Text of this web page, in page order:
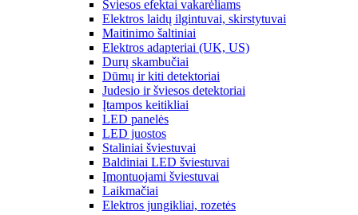
Šviesos efektai vakarėliams
Elektros laidų ilgintuvai, skirstytuvai
Maitinimo šaltiniai
Elektros adapteriai (UK, US)
Durų skambučiai
Dūmų ir kiti detektoriai
Judesio ir šviesos detektoriai
Įtampos keitikliai
LED panelės
LED juostos
Staliniai šviestuvai
Baldiniai LED šviestuvai
Įmontuojami šviestuvai
Laikmačiai
Elektros jungikliai, rozetės